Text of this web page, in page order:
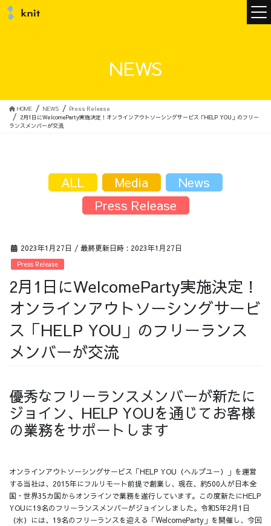
メンバー
サービス
採用情報
採用情報トップ
チームインタビュー02
お問い合わせ
NEWS
HOME NEWS
Press Release
2月1日にWelcomeParty実施決定！オンラインアウトソーシングサービス「HELP YOU」のフリー
ランスメンバーが交流
2023年1月27日 / 最終更新日時 : 2023年1月27日
Press Release
2月1日にWelcomeParty実施決定！
オンラインアウトソーシングサービ
ス「HELP YOU」のフリーランス
メンバーが交流
優秀なフリーランスメンバーが新たに
ジョイン、HELP YOUを通じてお客様
の業務をサポートします
オンラインアウトソーシングサービス「HELP YOU（ヘルプユー）」を運営
する当社は、2015年にフルリモート前提で創業し、現在、約500人が日本全
国・世界35カ国からオンラインで業務を遂行しています。この度新たにHELP
YOUに19名のフリーランスメンバーがジョインしました。令和5年2月1日
（水）には、19名のフリーランスを迎える「WelcomeParty」を開催し、今回
ALL Media
News
Press Release